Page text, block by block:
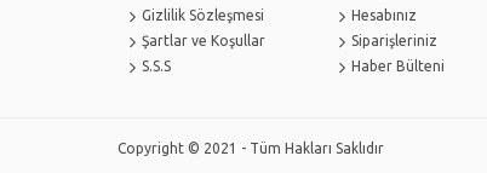
Gizlilik Sözleşmesi
Şartlar ve Koşullar
S.S.S
Hesabınız
Siparişleriniz
Haber Bülteni
Copyright © 2021 - Tüm Hakları Saklıdır